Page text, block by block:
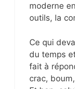
moderne
outils, la
Ce qui
du temps
fait à
crac,